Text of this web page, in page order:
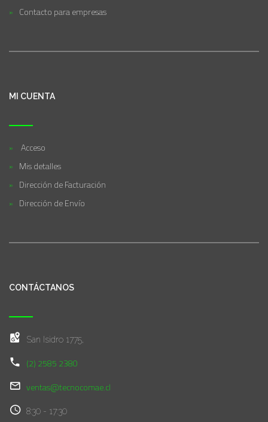
Contacto para empresas
MI CUENTA
Acceso
Mis detalles
Dirección de Facturación
Dirección de Envío
CONTÁCTANOS
San Isidro 1775,
(2) 2585 2380
ventas@tecnocomae.cl
8:30 - 17:30